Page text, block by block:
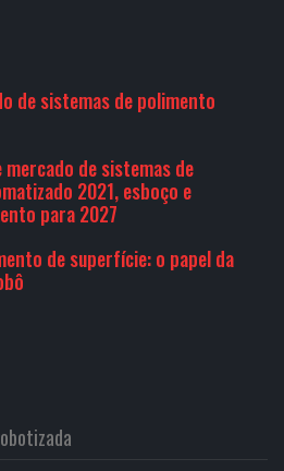
de sistemas de polimento
de sistemas de
2021, esboço e
para 2027
de superfície: o papel da